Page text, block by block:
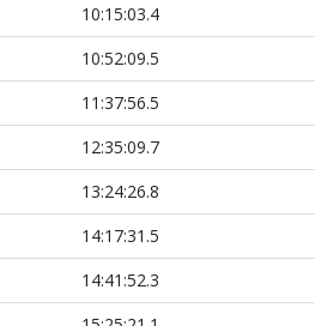
10:15:03.4
10:52:09.5
11:37:56.5
12:35:09.7
13:24:26.8
14:17:31.5
14:41:52.3